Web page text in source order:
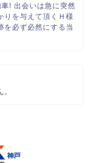
! 出会いは急に 突然
を与えて頂く Ｈ様
を必ず必然にする当